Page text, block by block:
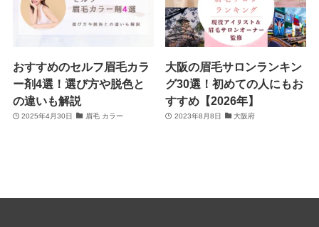
おすすめのセルフ眉毛カラ
ー剤4選！選び方や脱色と
の違いも解説
2025年4月30日 眉毛 カラー
大阪の眉毛サロンランキン
グ30選！初めての人にもお
すすめ【2026年】
2023年8月8日 大阪府